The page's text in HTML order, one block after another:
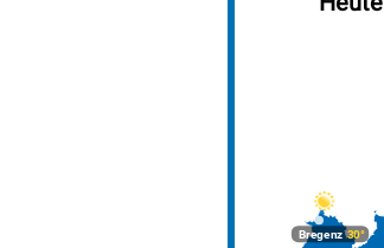
Bregenz30°